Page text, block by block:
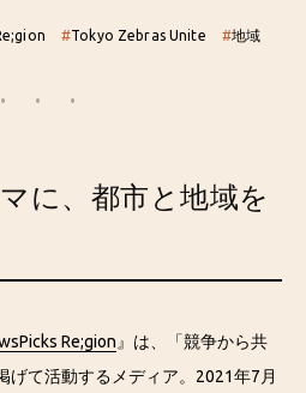
#Tokyo Zebras Unite #地域
に、都市と地域を
Re;gion 』は、「競争から共
げて活動するメディア。2021年7月